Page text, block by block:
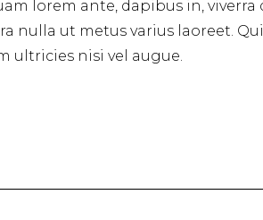
lorem ante, dapibus in, viverra
nulla ut metus varius laoreet.
ultricies nisi vel augue.